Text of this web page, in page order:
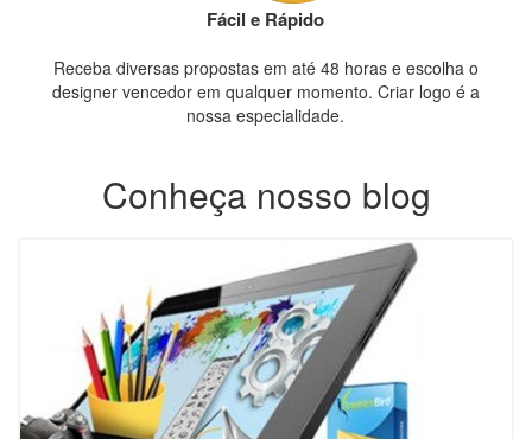
Fácil e Rápido
Receba diversas propostas em até 48 horas e escolha o
designer vencedor em qualquer momento. Criar logo é a
nossa especialidade.
Conheça nosso blog